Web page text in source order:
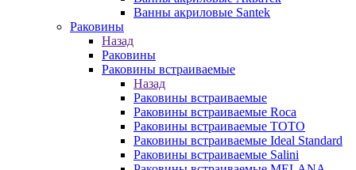
Ванны акриловые Santek
Раковины
Назад
Раковины
Раковины встраиваемые
Назад
Раковины встраиваемые
Раковины встраиваемые Roca
Раковины встраиваемые TOTO
Раковины встраиваемые Ideal Standard
Раковины встраиваемые Salini